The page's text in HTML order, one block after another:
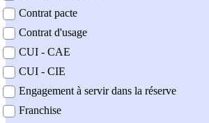
Contrat pacte
Contrat d'usage
CUI - CAE
CUI - CIE
Engagement à servir dans la réserve
Franchise